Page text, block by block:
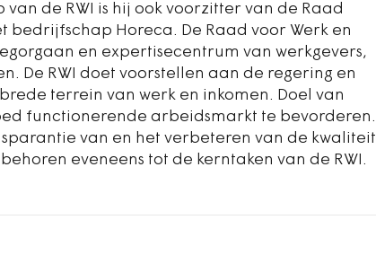
de RWI is hij ook voorzitter van de Raad
bedrijfschap Horeca. De Raad voor Werk en
en expertisecentrum van werkgevers,
De RWI doet voorstellen aan de regering en
terrein van werk en inkomen. Doel van
functionerende arbeidsmarkt te bevorderen.
van en het verbeteren van de kwaliteit
eveneens tot de kerntaken van de RWI.